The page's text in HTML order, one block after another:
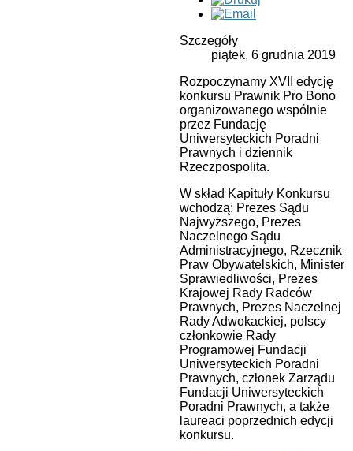
Szczegóły
piątek, 6 grudnia 2019
Rozpoczynamy XVII edycję
konkursu Prawnik Pro Bono
organizowanego wspólnie
przez Fundację
Uniwersyteckich Poradni
Prawnych i dziennik
Rzeczpospolita.
W skład Kapituły Konkursu
wchodzą: Prezes Sądu
Najwyższego, Prezes
Naczelnego Sądu
Administracyjnego, Rzecznik
Praw Obywatelskich, Minister
Sprawiedliwości, Prezes
Krajowej Rady Radców
Prawnych, Prezes Naczelnej
Rady Adwokackiej, polscy
członkowie Rady
Programowej Fundacji
Uniwersyteckich Poradni
Prawnych, członek Zarządu
Fundacji Uniwersyteckich
Poradni Prawnych, a także
laureaci poprzednich edycji
konkursu.